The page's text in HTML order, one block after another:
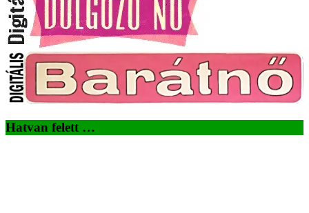
Hatvan felett …